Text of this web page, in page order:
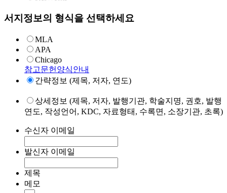
서지정보의 형식을 선택하세요
MLA
APA
Chicago
참고문헌양식안내
간략정보 (제목, 저자, 연도)
상세정보 (제목, 저자, 발행기관, 학술지명, 권호, 발행
연도, 작성언어, KDC, 자료형태, 수록면, 소장기관, 초록)
수신자 이메일
발신자 이메일
제목
메모